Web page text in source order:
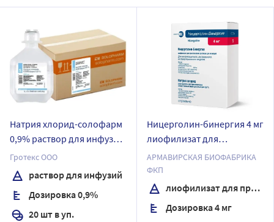
Натрия хлорид-солофарм
0,9% раствор для инфузий
200 мл флакон 20 шт.
Гротекс ООО
раствор для инфузий
Дозировка 0,9%
20 шт в уп.
Ницерголин-бинергия 4 мг
лиофилизат для
приготовления раствора
для инъекций ампулы 5 шт
+ растворитель натрия
хлорид 0,9% 5 мл ампулы 5
шт
АРМАВИРСКАЯ БИОФАБРИКА
ФКП
лиофилизат для приготовления раствора
Дозировка 4 мг